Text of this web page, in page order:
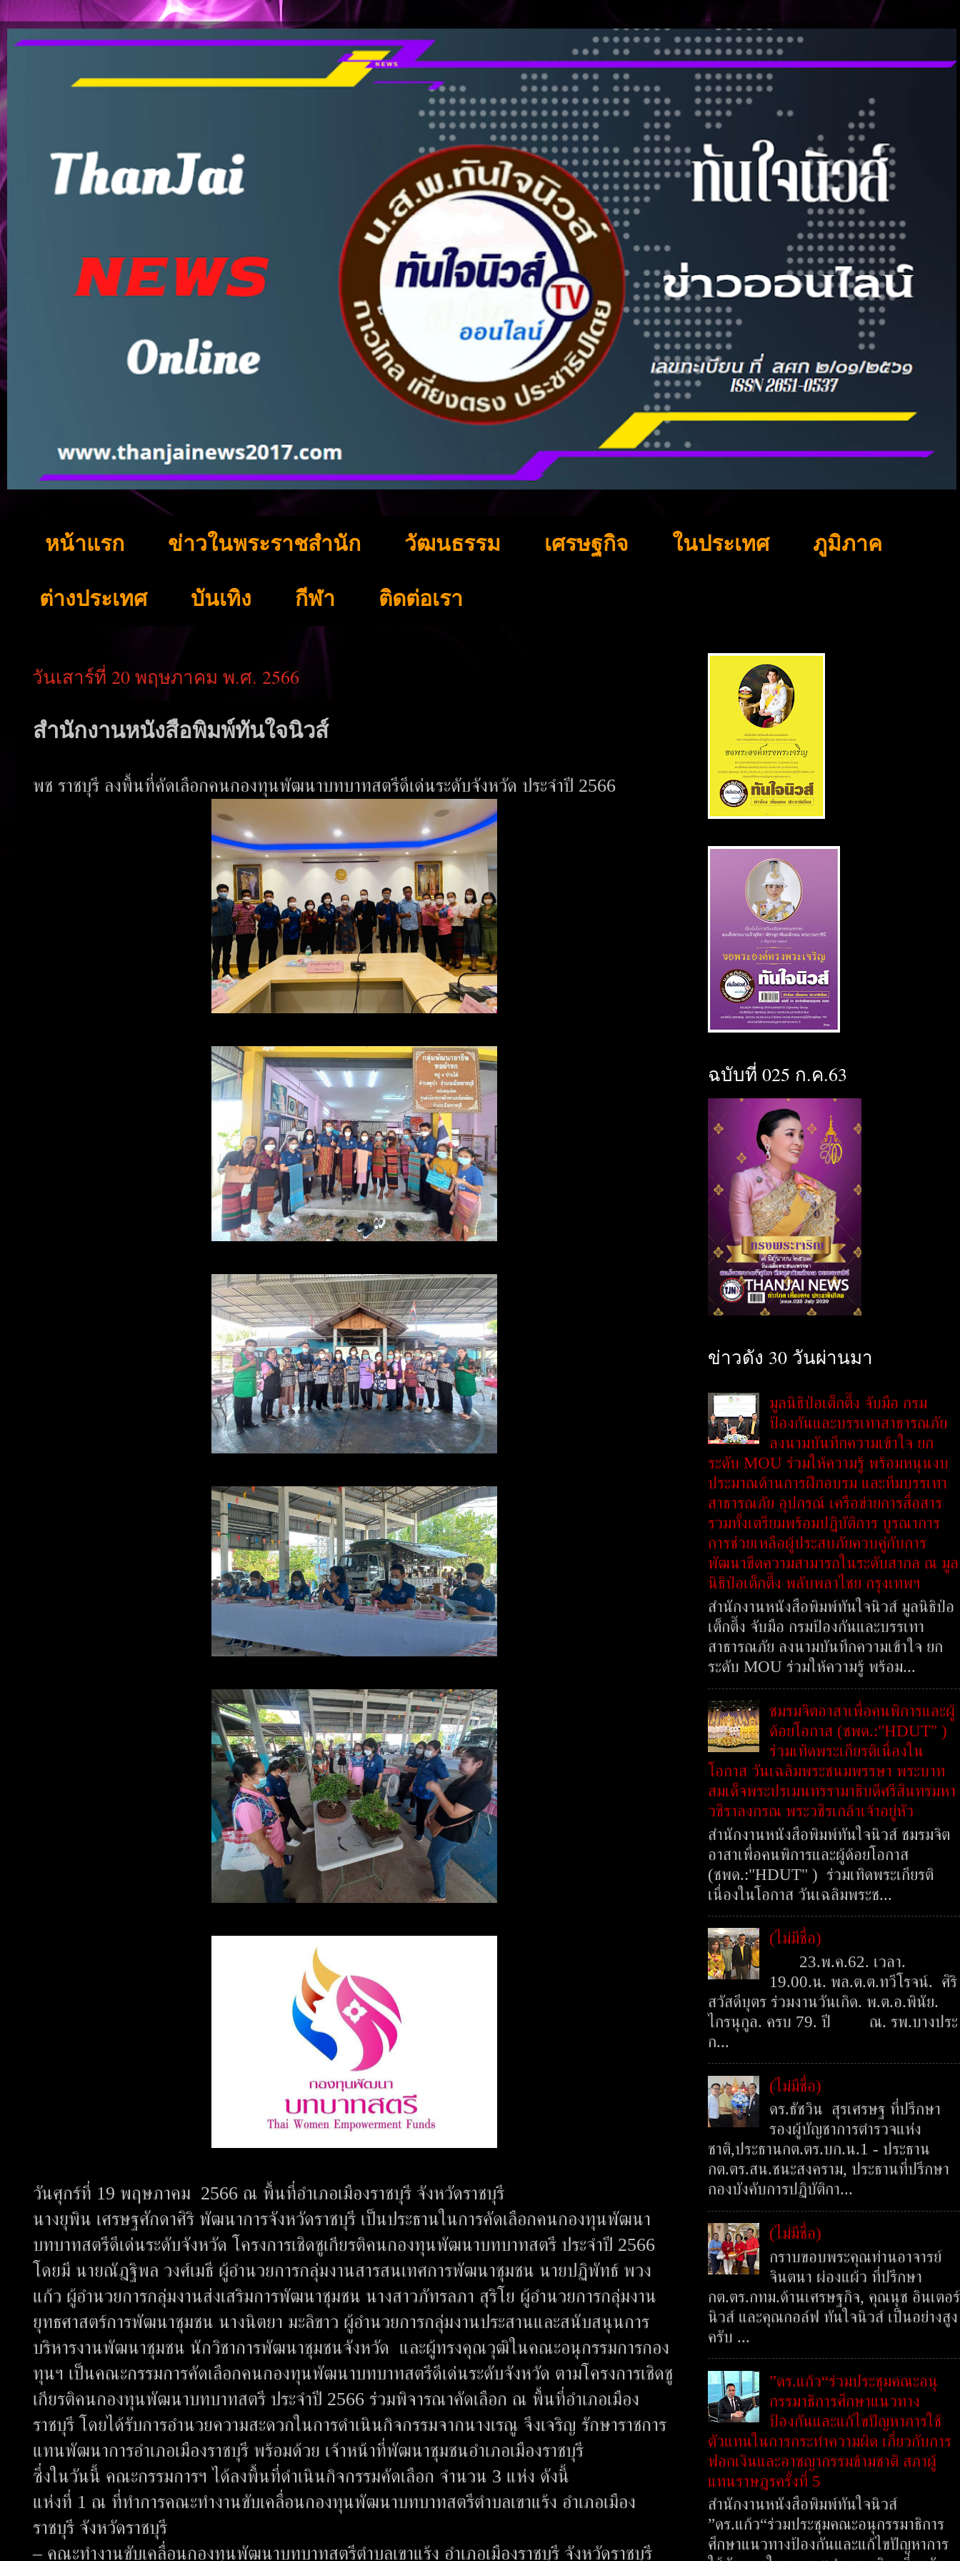
หน้าแรก ข่าวในพระราชสำนัก วัฒนธรรม เศรษฐกิจ ในประเทศ ภูมิภาค
ต่างประเทศ บันเทิง กีฬา ติดต่อเรา
วันเสาร์ที่ 20 พฤษภาคม พ.ศ. 2566
สำนักงานหนังสือพิมพ์ทันใจนิวส์
พช ราชบุรี ลงพื้นที่คัดเลือกคนกองทุนพัฒนาบทบาทสตรีดีเด่นระดับจังหวัด ประจำปี 2566
วันศุกร์ที่ 19 พฤษภาคม 2566 ณ พื้นที่อำเภอเมืองราชบุรี จังหวัดราชบุรี
นางยุพิน เศรษฐศักดาศิริ พัฒนาการจังหวัดราชบุรี เป็นประธานในการคัดเลือกคนกองทุนพัฒนา
บทบาทสตรีดีเด่นระดับจังหวัด โครงการเชิดชูเกียรติคนกองทุนพัฒนาบทบาทสตรี ประจำปี 2566
โดยมี นายณัฎฐิพล วงศ์เมธี ผู้อำนวยการกลุ่มงานสารสนเทศการพัฒนาชุมชน นายปฏิพัทธ์ พวง
แก้ว ผู้อำนวยการกลุ่มงานส่งเสริมการพัฒนาชุมชน นางสาวภัทรลภา สุริโย ผู้อำนวยการกลุ่มงาน
ยุทธศาสตร์การพัฒนาชุมชน นางนิตยา มะลิขาว ผู้อำนวยการกลุ่มงานประสานและสนับสนุนการ
บริหารงานพัฒนาชุมชน นักวิชาการพัฒนาชุมชนจังหวัด และผู้ทรงคุณวุฒิในคณะอนุกรรมการกอง
ทุนฯ เป็นคณะกรรมการคัดเลือกคนกองทุนพัฒนาบทบาทสตรีดีเด่นระดับจังหวัด ตามโครงการเชิดชู
เกียรติคนกองทุนพัฒนาบทบาทสตรี ประจำปี 2566 ร่วมพิจารณาคัดเลือก ณ พื้นที่อำเภอเมือง
ราชบุรี โดยได้รับการอำนวยความสะดวกในการดำเนินกิจกรรมจากนางเรณู จึงเจริญ รักษาราชการ
แทนพัฒนาการอำเภอเมืองราชบุรี พร้อมด้วย เจ้าหน้าที่พัฒนาชุมชนอำเภอเมืองราชบุรี
ซึ่งในวันนี้ คณะกรรมการฯ ได้ลงพื้นที่ดำเนินกิจกรรมคัดเลือก จำนวน 3 แห่ง ดังนี้
แห่งที่ 1 ณ ที่ทำการคณะทำงานขับเคลื่อนกองทุนพัฒนาบทบาทสตรีตำบลเขาแร้ง อำเภอเมือง
ราชบุรี จังหวัดราชบุรี
– คณะทำงานขับเคลื่อนกองทุนพัฒนาบทบาทสตรีตำบลเขาแร้ง อำเภอเมืองราชบุรี จังหวัดราชบุรี
ฉบับที่ 025 ก.ค.63
ข่าวดัง 30 วันผ่านมา
มูลนิธิป่อเต็กตึ๊ง จับมือ กรม
ป้องกันและบรรเทาสาธารณภัย
ลงนามบันทึกความเข้าใจ ยก
ระดับ MOU ร่วมให้ความรู้ พร้อมหนุนงบ
ประมาณด้านการฝึกอบรม และทีมบรรเทา
สาธารณภัย อุปกรณ์ เครือข่ายการสื่อสาร
รวมทั้งเตรียมพร้อมปฏิบัติการ บูรณาการ
การช่วยเหลือผู้ประสบภัยควบคู่กับการ
พัฒนาขีดความสามารถในระดับสากล ณ มูล
นิธิป่อเต็กตึ๊ง พลับพลาไชย กรุงเทพฯ
สำนักงานหนังสือพิมพ์ทันใจนิวส์ มูลนิธิป่อ
เต็กตึ๊ง จับมือ กรมป้องกันและบรรเทา
สาธารณภัย ลงนามบันทึกความเข้าใจ ยก
ระดับ MOU ร่วมให้ความรู้ พร้อม...
ชมรมจิตอาสาเพื่อคนพิการและผู้
ด้อยโอกาส (ชพด.:"HDUT" )
ร่วมเทิดพระเกียรติเนื่องใน
โอกาส วันเฉลิมพระชนมพรรษา พระบาท
สมเด็จพระปรเมนทรรามาธิบดีศรีสินทรมหา
วชิราลงกรณ พระวชิรเกล้าเจ้าอยู่หัว
สำนักงานหนังสือพิมพ์ทันใจนิวส์ ชมรมจิต
อาสาเพื่อคนพิการและผู้ด้อยโอกาส
(ชพด.:"HDUT" ) ร่วมเทิดพระเกียรติ
เนื่องในโอกาส วันเฉลิมพระช...
(ไม่มีชื่อ)
23.พ.ค.62. เวลา.
19.00.น. พล.ต.ต.ทวีโรจน์. ศิริ
สวัสดีบุตร ร่วมงานวันเกิด. พ.ต.อ.พินัย.
ไกรนุกูล. ครบ 79. ปี ณ. รพ.บางประ
ก...
(ไม่มีชื่อ)
ดร.ธัชวิน สุรเศรษฐ ที่ปรึกษา
รองผู้บัญชาการตำรวจแห่ง
ชาติ,ประธานกต.ตร.บก.น.1 - ประธาน
กต.ตร.สน.ชนะสงคราม, ประธานที่ปรึกษา
กองบังคับการปฏิบัติกา...
(ไม่มีชื่อ)
กราบขอบพระคุณท่านอาจารย์
จินตนา ผ่องแผ้ว ที่ปรึกษา
กต.ตร.กทม.ด้านเศรษฐกิจ, คุณนุช อินเตอร์
นิวส์ และคุณกอล์ฟ ทันใจนิวส์ เป็นอย่างสูง
ครับ ...
”ดร.แก้ว“ร่วมประชุมคณะอนุ
กรรมาธิการศึกษาแนวทาง
ป้องกันและแก้ไขปัญหาการใช้
ตัวแทนในการกระทำความผิด เกี่ยวกับการ
ฟอกเงินและอาชญากรรมข้ามชาติ สภาผู้
แทนราษฎรครั้งที่ 5
สำนักงานหนังสือพิมพ์ทันใจนิวส์
”ดร.แก้ว“ร่วมประชุมคณะอนุกรรมาธิการ
ศึกษาแนวทางป้องกันและแก้ไขปัญหาการ